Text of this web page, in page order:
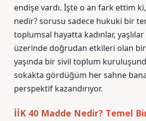
endişe vardı. İşte o an fark ettim
nedir? sorusu sadece hukuki bir
toplumsal hayatta kadınlar,
üzerinde doğrudan etkileri olan
yaşında bir sivil toplum
sokakta gördüğüm her sahne
perspektif kazandırıyor.
İİK 40 Madde Nedir? Temel